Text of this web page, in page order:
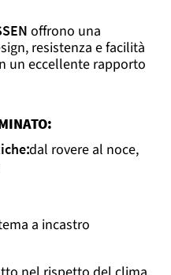
offrono una
resistenza e facilità
un eccellente rapporto
:dal rovere al noce,
a incastro